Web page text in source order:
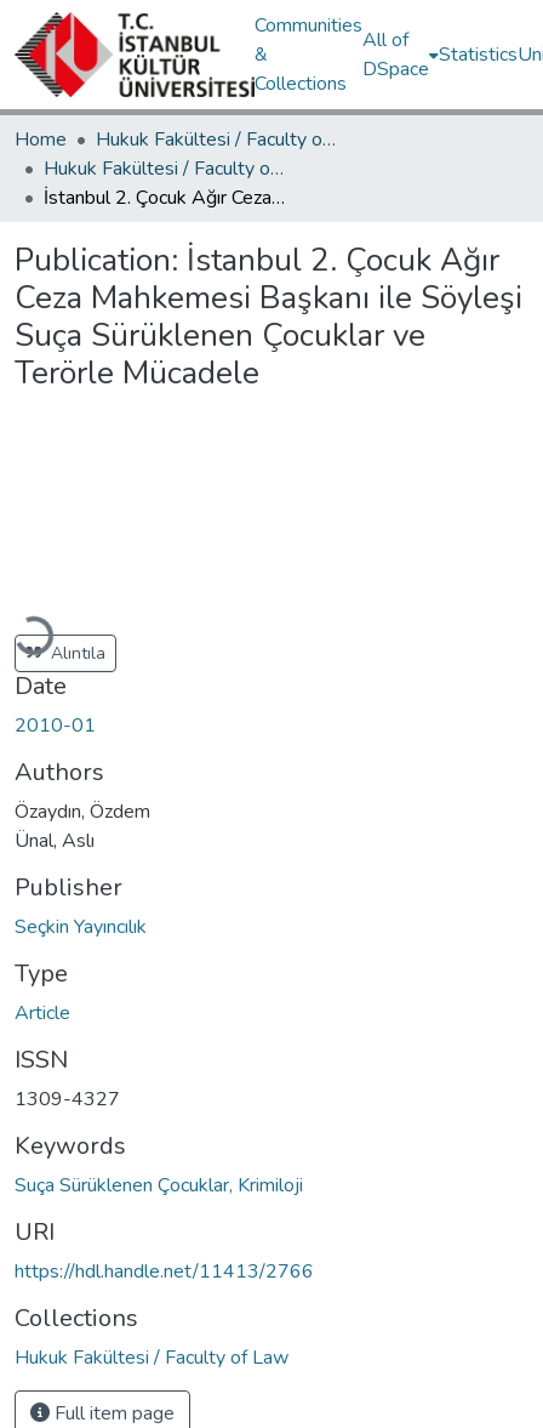
Communities
&
Collections
All of
DSpace
Statistics
Home
Hukuk Fakültesi / Faculty of Law
Hukuk Fakültesi / Faculty of Law
İstanbul 2. Çocuk Ağır Ceza Mahkemesi Başkanı ile Söyleşi Suça Sürüklenen Çocuklar ve Terörle Mücadele
Publication: İstanbul 2. Çocuk Ağır
Ceza Mahkemesi Başkanı ile Söyleşi
Suça Sürüklenen Çocuklar ve
Terörle Mücadele
Alıntıla
Date
2010-01
Authors
Özaydın, Özdem
Ünal, Aslı
Publisher
Seçkin Yayıncılık
Type
Article
ISSN
1309-4327
Keywords
Suça Sürüklenen Çocuklar, Krimiloji
URI
https://hdl.handle.net/11413/2766
Collections
Hukuk Fakültesi / Faculty of Law
Full item page